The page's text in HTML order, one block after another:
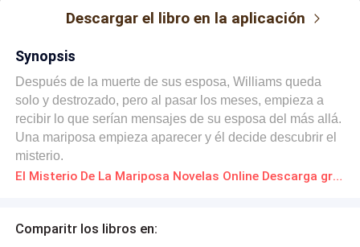
Descargar el libro en la aplicación
Synopsis
Después de la muerte de sus esposa, Williams queda
solo y destrozado, pero al pasar los meses, empieza a
recibir lo que serían mensajes de su esposa del más allá.
Una mariposa empieza aparecer y él decide descubrir el
misterio.
El Misterio De La Mariposa Novelas Online Descarga gratuita de PDF
Comparitr los libros en: